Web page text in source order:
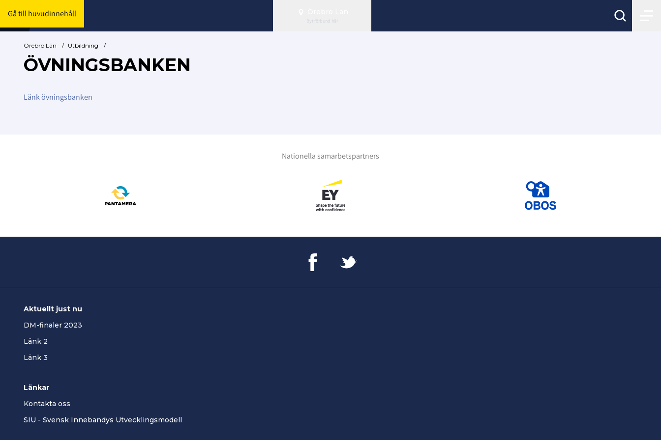
Gå till huvudinnehåll
Byt förbund här
Örebro Län / Utbildning /
ÖVNINGSBANKEN
Länk övningsbanken
Nationella samarbetspartners
Aktuellt just nu
DM-finaler 2023
Länk 2
Länk 3
Länkar
Kontakta oss
SIU - Svensk Innebandys Utvecklingsmodell